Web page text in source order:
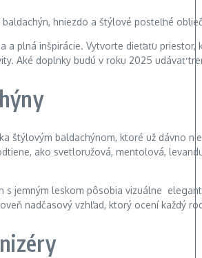
a plná inšpirácie. Vytvorte dieťaťu
Aké doplnky budú v roku 2025 udávať
štýlovým baldachýnom, ktoré už dávno
ako svetloružová, mentolová,
jemným leskom pôsobia vizuálne
nadčasový vzhľad, ktorý ocení každý